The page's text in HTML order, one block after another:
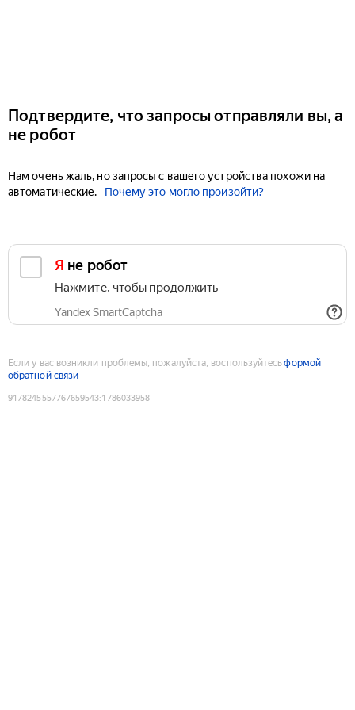
Подтвердите, что запросы отправляли вы, а
не робот
Нам очень жаль, но запросы с вашего устройства похожи на
автоматические.
Почему это могло произойти?
Я не робот
Нажмите, чтобы продолжить
Yandex SmartCaptcha
Если у вас возникли проблемы, пожалуйста, воспользуйтесьформой
обратной связи
9178245557767659543:1786033958